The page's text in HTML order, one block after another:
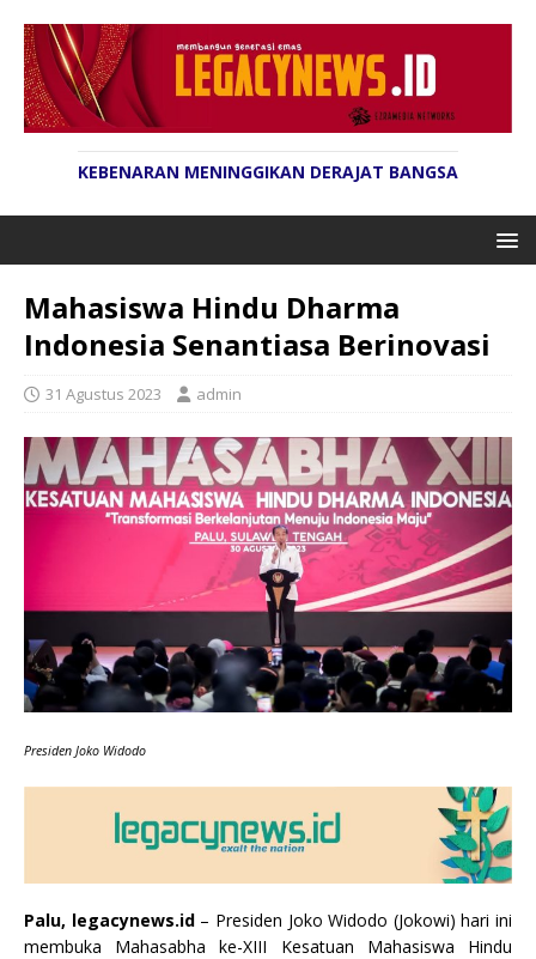
KEBENARAN MENINGGIKAN DERAJAT BANGSA
Mahasiswa Hindu Dharma
Indonesia Senantiasa Berinovasi
31 Agustus 2023 admin
Presiden Joko Widodo
Palu, legacynews.id– Presiden Joko Widodo (Jokowi) hari ini
membuka Mahasabha ke-XIII Kesatuan Mahasiswa Hindu